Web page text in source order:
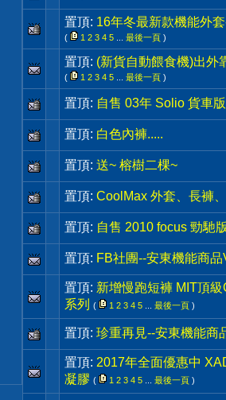
置頂: 16年冬最新款機能外
( 1 2 3 4 5 最後一頁 )
置頂: (新貨自動餵食機)出外
( 1 2 3 4 5 最後一頁 )
置頂: 自售 03年 Solio 貨車
置頂: 白色內褲.....
置頂: 送~ 榕樹二棵~
置頂: CoolMax 外套、長褲
置頂: 自售 2010 focus 勁馳
置頂: FB社團--安東機能商
置頂: 新增慢跑短褲 MIT頂
系列
( 1 2 3 4 5 最後一頁 )
置頂: 珍重再見--安東機能商
置頂: 2017年全面優惠中
凝膠 ( 1 2 3 4 5 最後一頁 )